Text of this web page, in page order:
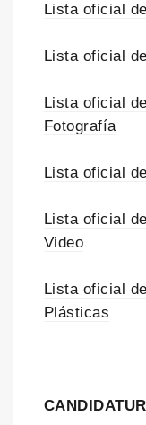
Lista oficial
Lista oficial
Lista oficial
Fotografía
Lista oficial
Lista oficial
Video
Lista oficial
Plásticas